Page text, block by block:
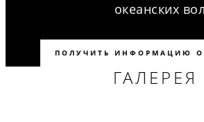
океанских
ПОЛУЧИТЬ ИНФОРМАЦИЮ О
ГАЛЕРЕЯ